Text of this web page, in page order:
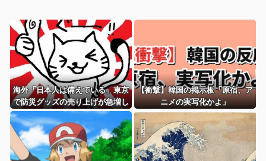
海外「日本人は備えている」東京
で防災グッズの売り上げが急増し
たことに海外興味津々！（海外の
反応）
【衝撃】韓国の掲示板「原宿、ア
ニメの実写化かよ」